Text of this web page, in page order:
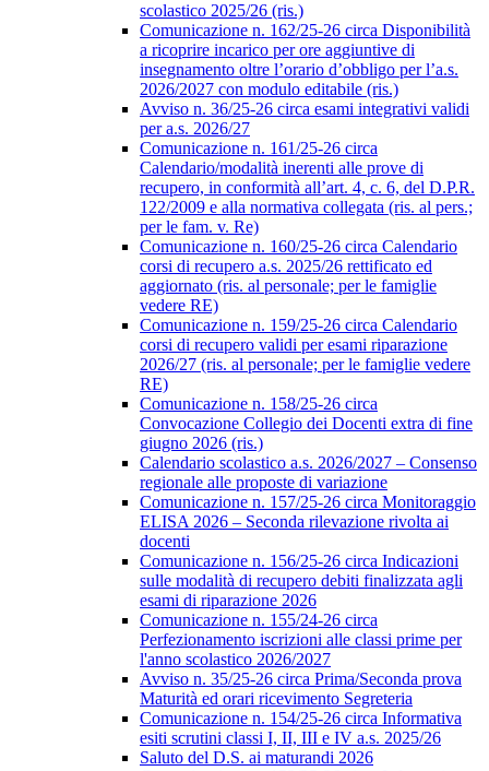
scolastico 2025/26 (ris.)
Comunicazione n. 162/25-26 circa Disponibilità
a ricoprire incarico per ore aggiuntive di
insegnamento oltre l’orario d’obbligo per l’a.s.
2026/2027 con modulo editabile (ris.)
Avviso n. 36/25-26 circa esami integrativi validi
per a.s. 2026/27
Comunicazione n. 161/25-26 circa
Calendario/modalità inerenti alle prove di
recupero, in conformità all’art. 4, c. 6, del D.P.R.
122/2009 e alla normativa collegata (ris. al pers.;
per le fam. v. Re)
Comunicazione n. 160/25-26 circa Calendario
corsi di recupero a.s. 2025/26 rettificato ed
aggiornato (ris. al personale; per le famiglie
vedere RE)
Comunicazione n. 159/25-26 circa Calendario
corsi di recupero validi per esami riparazione
2026/27 (ris. al personale; per le famiglie vedere
RE)
Comunicazione n. 158/25-26 circa
Convocazione Collegio dei Docenti extra di fine
giugno 2026 (ris.)
Calendario scolastico a.s. 2026/2027 – Consenso
regionale alle proposte di variazione
Comunicazione n. 157/25-26 circa Monitoraggio
ELISA 2026 – Seconda rilevazione rivolta ai
docenti
Comunicazione n. 156/25-26 circa Indicazioni
sulle modalità di recupero debiti finalizzata agli
esami di riparazione 2026
Comunicazione n. 155/24-26 circa
Perfezionamento iscrizioni alle classi prime per
l'anno scolastico 2026/2027
Avviso n. 35/25-26 circa Prima/Seconda prova
Maturità ed orari ricevimento Segreteria
Comunicazione n. 154/25-26 circa Informativa
esiti scrutini classi I, II, III e IV a.s. 2025/26
Saluto del D.S. ai maturandi 2026